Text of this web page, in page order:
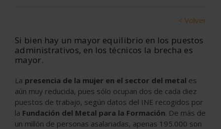
< Volver
Si bien hay un mayor equilibrio en los puestos
administrativos, en los técnicos la brecha es
mayor.
La presencia de la mujer en el sector del metal es
aún muy reducida, pues sólo ocupan dos de cada diez
puestos de trabajo, según datos del INE recogidos por
la Fundación del Metal para la Formación. De más de
un millón de personas asalariadas, apenas 195.000 son